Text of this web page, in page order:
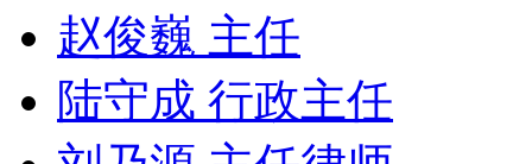
赵俊巍 主任
陆守成 行政主任